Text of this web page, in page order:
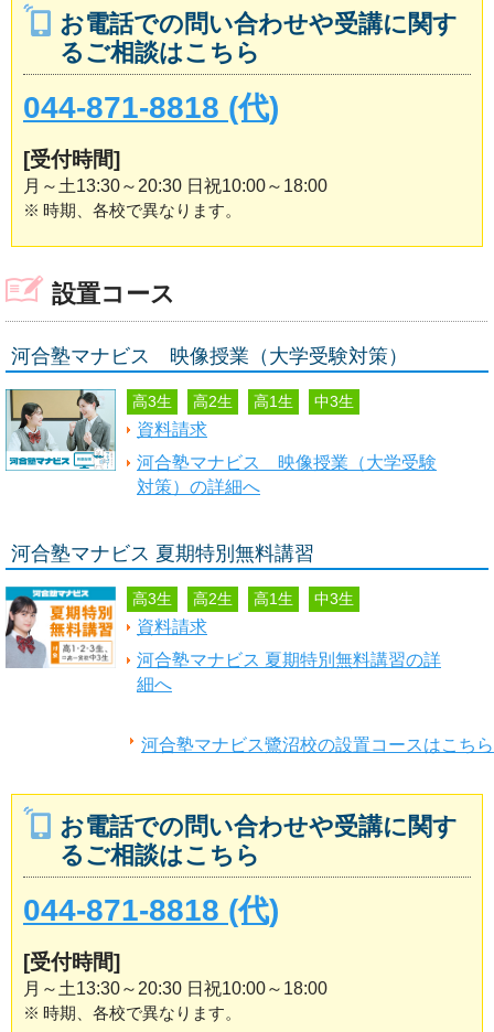
お電話での問い合わせや受講に関す
るご相談はこちら
044-871-8818 (代)
[受付時間]
月～土13:30～20:30 日祝10:00～18:00
※ 時期、各校で異なります。
設置コース
河合塾マナビス鷺沼校の設置コースはこちら
河合塾マナビス 映像授業（大学受験対策）
高3生 高2生 高1生 中3生
資料請求
河合塾マナビス 映像授業（大学受験
対策）の詳細へ
河合塾マナビス 夏期特別無料講習
高3生 高2生 高1生 中3生
資料請求
河合塾マナビス 夏期特別無料講習の詳
細へ
お電話での問い合わせや受講に関す
るご相談はこちら
044-871-8818 (代)
[受付時間]
月～土13:30～20:30 日祝10:00～18:00
※ 時期、各校で異なります。